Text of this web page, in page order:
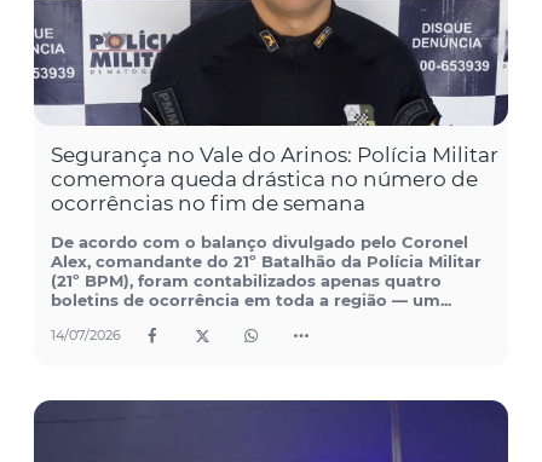
Segurança no Vale do Arinos: Polícia Militar
comemora queda drástica no número de
ocorrências no fim de semana
De acordo com o balanço divulgado pelo Coronel
Alex, comandante do 21º Batalhão da Polícia Militar
(21º BPM), foram contabilizados apenas quatro
boletins de ocorrência em toda a região — um...
14/07/2026